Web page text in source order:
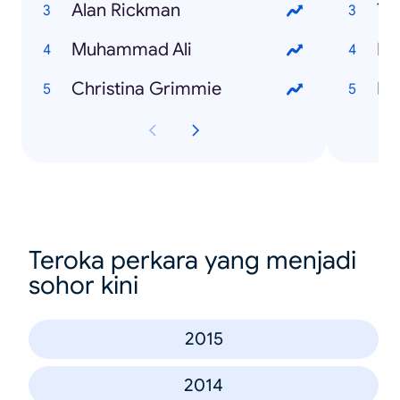
Alan Rickman
Muhammad Ali
Christina Grimmie
Teroka perkara yang menjadi
sohor kini
2015
2014